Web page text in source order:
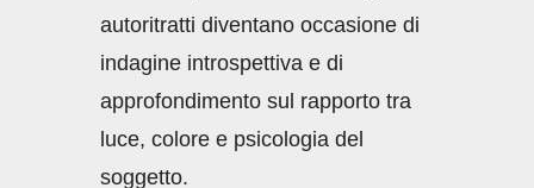
autoritratti diventano occasione di
indagine introspettiva e di
approfondimento sul rapporto tra
luce, colore e psicologia del
soggetto.